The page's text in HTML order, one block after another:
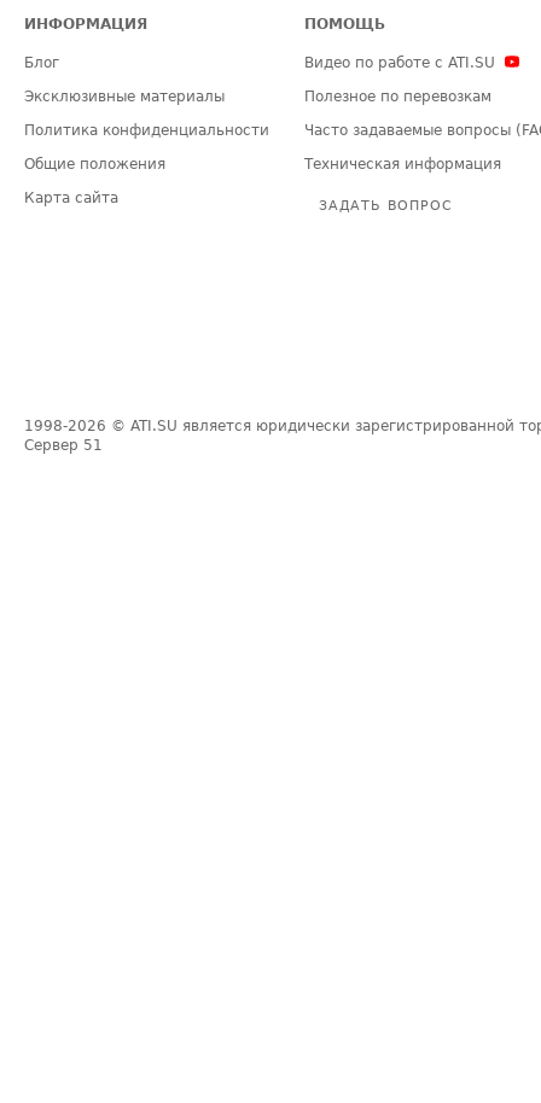
ИНФОРМАЦИЯ
Блог
Эксклюзивные материалы
Политика конфиденциальности
Общие положения
Карта сайта
ПОМОЩЬ
Видео по работе с ATI.SU
Полезное по перевозкам
Часто задаваемые вопросы
Техническая информация
ЗАДАТЬ ВОПРОС
1998-2026 © ATI.SU является юридически зарегистрированной
Сервер 51